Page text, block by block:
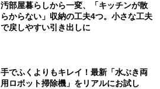
汚部屋暮らしから一変、「キッチンが散
らからない」収納の工夫4つ。小さな工夫
で戻しやすい引き出しに
手でふくよりもキレイ！最新「水ぶき両
用ロボット掃除機」をリアルにお試し